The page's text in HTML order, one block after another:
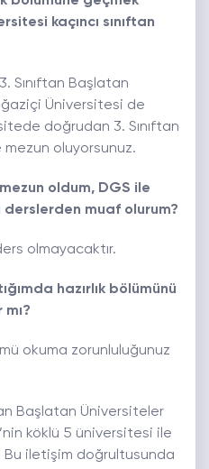
kaçıncı sınıftan
Sınıftan Başlatan
Üniversitesi de
doğrudan 3. Sınıftan
mezun oluyorsunuz.
oldum, DGS ile
muaf olurum?
olmayacaktır.
hazırlık bölümünü
okuma zorunluluğunuz
Başlatan Üniversiteler
köklü 5 üniversitesi ile
iletişim doğrultusunda